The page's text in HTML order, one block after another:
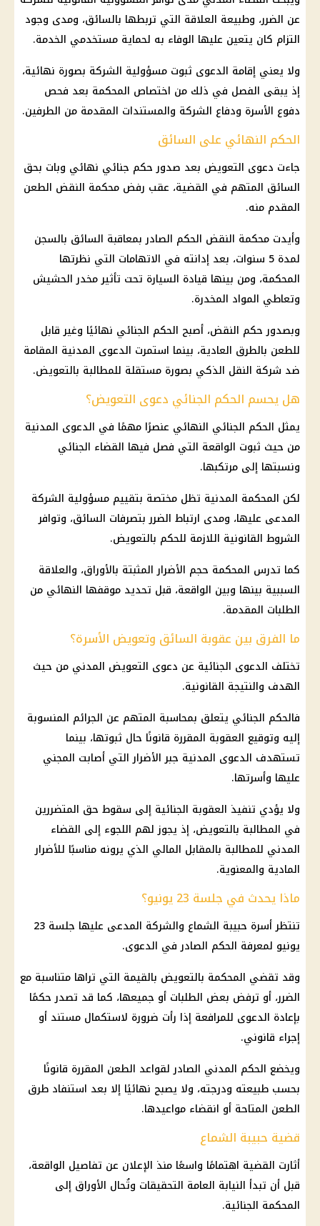
عن الضرر، وطبيعة العلاقة التي تربطها بالسائق، ومدى وجود
التزام كان يتعين عليها الوفاء به لحماية مستخدمي الخدمة.
ولا يعني إقامة الدعوى ثبوت مسؤولية الشركة بصورة نهائية،
إذ يبقى الفصل في ذلك من اختصاص المحكمة بعد فحص
دفوع الأسرة ودفاع الشركة والمستندات المقدمة من الطرفين.
الحكم النهائي على السائق
جاءت دعوى التعويض بعد صدور حكم جنائي نهائي وبات بحق
السائق المتهم في القضية، عقب رفض محكمة النقض الطعن
المقدم منه.
وأيدت محكمة النقض الحكم الصادر بمعاقبة السائق بالسجن
لمدة 5 سنوات، بعد إدانته في الاتهامات التي نظرتها
المحكمة، ومن بينها قيادة السيارة تحت تأثير مخدر الحشيش
وتعاطي المواد المخدرة.
وبصدور حكم النقض، أصبح الحكم الجنائي نهائيًا وغير قابل
للطعن بالطرق العادية، بينما استمرت الدعوى المدنية المقامة
ضد شركة النقل الذكي بصورة مستقلة للمطالبة بالتعويض.
هل يحسم الحكم الجنائي دعوى التعويض؟
يمثل الحكم الجنائي النهائي عنصرًا مهمًا في الدعوى المدنية
من حيث ثبوت الواقعة التي فصل فيها القضاء الجنائي
ونسبتها إلى مرتكبها.
لكن المحكمة المدنية تظل مختصة بتقييم مسؤولية الشركة
المدعى عليها، ومدى ارتباط الضرر بتصرفات السائق، وتوافر
الشروط القانونية اللازمة للحكم بالتعويض.
كما تدرس المحكمة حجم الأضرار المثبتة بالأوراق، والعلاقة
السببية بينها وبين الواقعة، قبل تحديد موقفها النهائي من
الطلبات المقدمة.
ما الفرق بين عقوبة السائق وتعويض الأسرة؟
تختلف الدعوى الجنائية عن دعوى التعويض المدني من حيث
الهدف والنتيجة القانونية.
فالحكم الجنائي يتعلق بمحاسبة المتهم عن الجرائم المنسوبة
إليه وتوقيع العقوبة المقررة قانونًا حال ثبوتها، بينما
تستهدف الدعوى المدنية جبر الأضرار التي أصابت المجني
عليها وأسرتها.
ولا يؤدي تنفيذ العقوبة الجنائية إلى سقوط حق المتضررين
في المطالبة بالتعويض، إذ يجوز لهم اللجوء إلى القضاء
المدني للمطالبة بالمقابل المالي الذي يرونه مناسبًا للأضرار
المادية والمعنوية.
ماذا يحدث في جلسة 23 يونيو؟
تنتظر أسرة حبيبة الشماع والشركة المدعى عليها جلسة 23
يونيو لمعرفة الحكم الصادر في الدعوى.
وقد تقضي المحكمة بالتعويض بالقيمة التي تراها متناسبة مع
الضرر، أو ترفض بعض الطلبات أو جميعها، كما قد تصدر حكمًا
بإعادة الدعوى للمرافعة إذا رأت ضرورة لاستكمال مستند أو
إجراء قانوني.
ويخضع الحكم المدني الصادر لقواعد الطعن المقررة قانونًا
بحسب طبيعته ودرجته، ولا يصبح نهائيًا إلا بعد استنفاد طرق
الطعن المتاحة أو انقضاء مواعيدها.
قضية حبيبة الشماع
أثارت القضية اهتمامًا واسعًا منذ الإعلان عن تفاصيل الواقعة،
قبل أن تبدأ النيابة العامة التحقيقات وتُحال الأوراق إلى
المحكمة الجنائية.